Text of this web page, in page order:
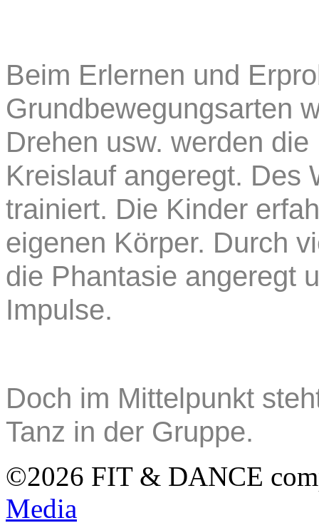
Beim Erlernen und
Grundbewegungsarten
Drehen usw. werden
Kreislauf angeregt. Des
trainiert. Die Kinder
eigenen Körper. Durch
die Phantasie angeregt
Impulse.
Doch im Mittelpunkt
Tanz in der Gruppe.
©2026 FIT & DANCE
Media